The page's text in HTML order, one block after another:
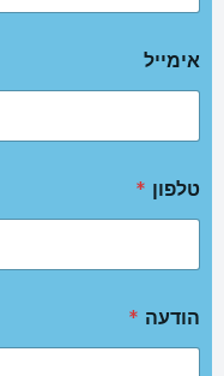
אימייל
טלפון *
הודעה *